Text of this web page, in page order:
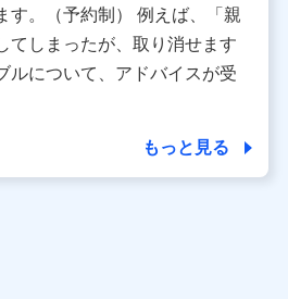
シュボードの「第三者提供の管
らず、共同利用する場合がありま
はないお客さま（2019年12月11
クラブ会員であったことがないお
利用目的の範囲内に限って共同利
す。（予約制） 例えば、「親
てしまったが、取り消せます
ルについて、アドバイスが受
もっと見る